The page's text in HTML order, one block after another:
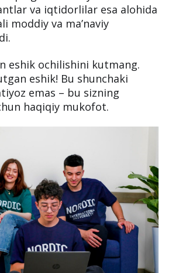
va iqtidorlilar esa alohida
moddiy va ma’naviy
eshik ochilishini kutmang.
eshik! Bu shunchaki
emas – bu sizning
haqiqiy mukofot.